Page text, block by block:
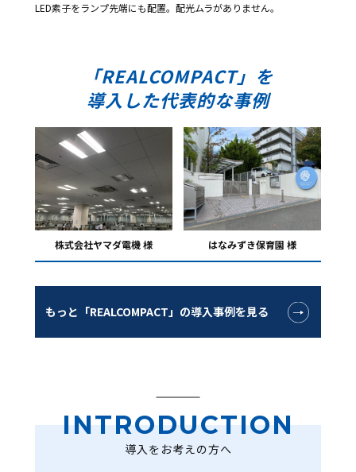
LED素子をランプ先端にも配置。配光ムラがありません。
「REALCOMPACT」を
導入した代表的な事例
株式会社ヤマダ電機 様 はなみずき保育園 様
もっと「REALCOMPACT」の導入事例を見る
INTRODUCTION
導入をお考えの方へ